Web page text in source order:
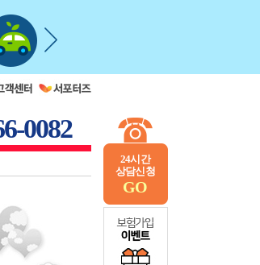
24시간
상담신청
GO
0082